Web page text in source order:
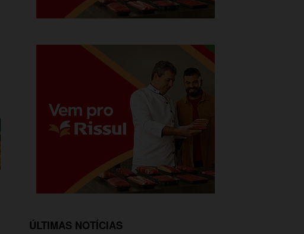
ÚLTIMAS NOTÍCIAS